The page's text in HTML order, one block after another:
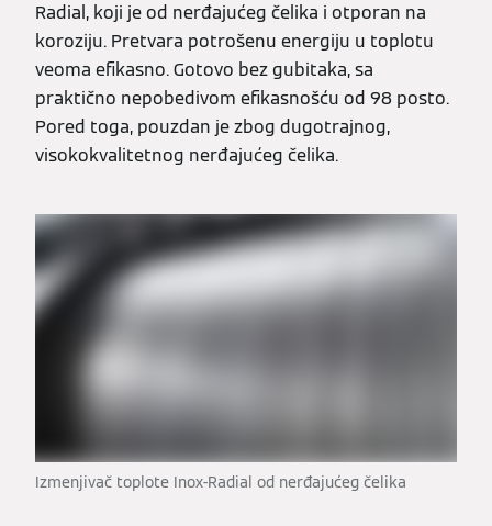
Radial, koji je od nerđajućeg čelika i otporan na
koroziju. Pretvara potrošenu energiju u toplotu
veoma efikasno. Gotovo bez gubitaka, sa
praktično nepobedivom efikasnošću od 98 posto.
Pored toga, pouzdan je zbog dugotrajnog,
visokokvalitetnog nerđajućeg čelika.
Izmenjivač toplote Inox-Radial od nerđajućeg čelika